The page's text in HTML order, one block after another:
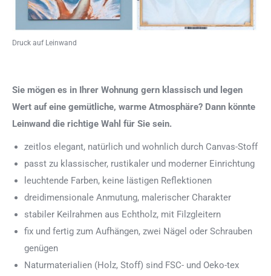
Druck auf Leinwand
Sie mögen es in Ihrer Wohnung gern klassisch und legen
Wert auf eine gemütliche, warme Atmosphäre? Dann könnte
Leinwand die richtige Wahl für Sie sein.
zeitlos elegant, natürlich und wohnlich durch Canvas-Stoff
passt zu klassischer, rustikaler und moderner Einrichtung
leuchtende Farben, keine lästigen Reflektionen
dreidimensionale Anmutung, malerischer Charakter
stabiler Keilrahmen aus Echtholz, mit Filzgleitern
fix und fertig zum Aufhängen, zwei Nägel oder Schrauben
genügen
Naturmaterialien (Holz, Stoff) sind FSC- und Oeko-tex